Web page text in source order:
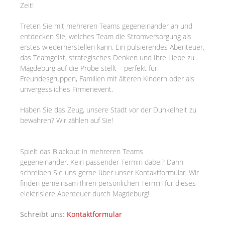
Zeit!
Treten Sie mit mehreren Teams gegeneinander an und
entdecken Sie, welches Team die Stromversorgung als
erstes wiederherstellen kann. Ein pulsierendes Abenteuer,
das Teamgeist, strategisches Denken und Ihre Liebe zu
Magdeburg auf die Probe stellt – perfekt für
Freundesgruppen, Familien mit älteren Kindern oder als
unvergessliches Firmenevent.
Haben Sie das Zeug, unsere Stadt vor der Dunkelheit zu
bewahren? Wir zählen auf Sie!
Spielt das Blackout in mehreren Teams
gegeneinander. Kein passender Termin dabei? Dann
schreiben Sie uns gerne über unser Kontaktformular. Wir
finden gemeinsam Ihren persönlichen Termin für dieses
elektrisiere Abenteuer durch Magdeburg!
Schreibt uns: Kontaktformular